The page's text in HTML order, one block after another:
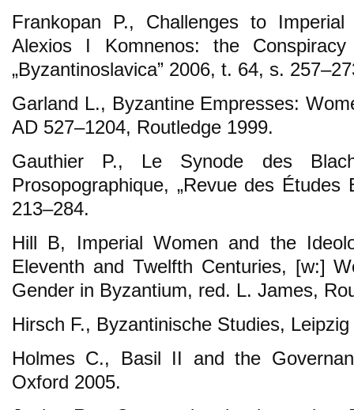
Frankopan P., Challenges to
Alexios I Komnenos: the
„Byzantinoslavica” 2006, t. 64, s.
Garland L., Byzantine Empresses:
AD 527–1204, Routledge 1999.
Gauthier P., Le Synode des
Prosopographique, „Revue des
213–284.
Hill B, Imperial Women and the
Eleventh and Twelfth Centuries, [w:]
Gender in Byzantium, red. L. James,
Hirsch F., Byzantinische Studies,
Holmes C., Basil II and the
Oxford 2005.